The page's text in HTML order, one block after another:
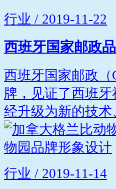
行业 / 2019-11-22
西班牙国家邮政
西班牙国家邮政（
牌，见证了西班
经升级为新的技术
行业 / 2019-11-14